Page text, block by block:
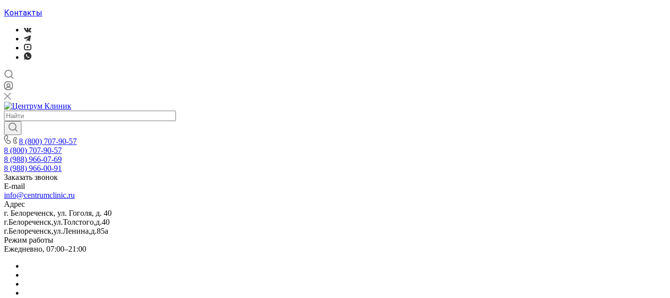
Контакты
8 (800) 707-90-57
8 (800) 707-90-57
8 (988) 966-07-69
8 (988) 966-00-91
Заказать звонок
E-mail
info@centrumclinic.ru
Адрес
г. Белореченск, ул. Гоголя, д. 40
г.Белореченск,ул.Толстого,д.40
г.Белореченск,ул.Ленина,д.85а
Режим работы
Ежедневно, 07:00–21:00